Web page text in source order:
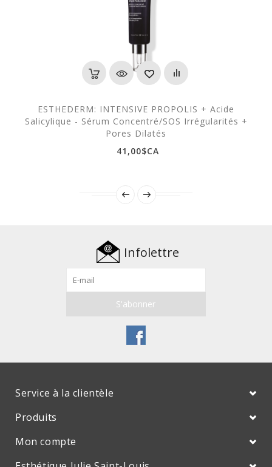
ESTHEDERM: INTENSIVE PROPOLIS + Acide
Salicylique - Sérum Concentré/SOS Irrégularités +
Pores Dilatés
41,00$CA
Infolettre
Service à la clientèle
Produits
Mon compte